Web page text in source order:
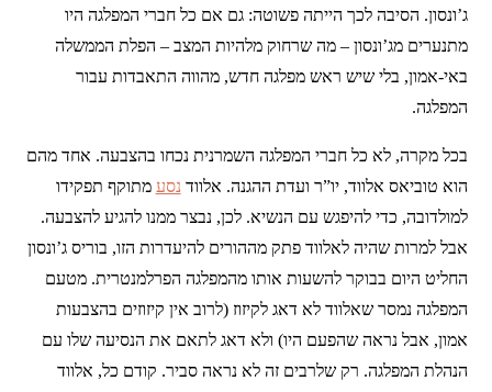
ג’ונסון. הסיבה לכך הייתה פשוטה: גם אם כל חברי המפלגה היו
מתנערים מג’ונסון – מה שרחוק מלהיות המצב – הפלת הממשלה
באי-אמון, בלי שיש ראש מפלגה חדש, מהווה התאבדות עבור
המפלגה.
בכל מקרה, לא כל חברי המפלגה השמרנית נכחו בהצבעה. אחד מהם
הוא טוביאס אלווד, יו”ר ועדת ההגנה. אלווד נסע מתוקף תפקידו
למולדובה, כדי להיפגש עם הנשיא. לכן, נבצר ממנו להגיע להצבעה.
אבל למרות שהיה לאלווד פתק מההורים להיעדרות הזו, בוריס ג’ונסון
החליט היום בבוקר להשעות אותו מהמפלגה הפרלמנטרית. מטעם
המפלגה נמסר שאלווד לא דאג לקיזוז (לרוב אין קיזוזים בהצבעות
אמון, אבל נראה שהפעם היו) ולא דאג לתאם את הנסיעה שלו עם
הנהלת המפלגה. רק שלרבים זה לא נראה סביר. קודם כל, אלווד